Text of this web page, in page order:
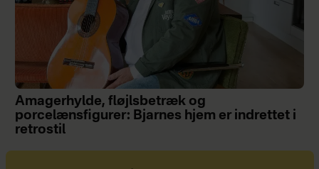
Amagerhylde, fløjlsbetræk og
porcelænsfigurer: Bjarnes hjem er indrettet i
retrostil